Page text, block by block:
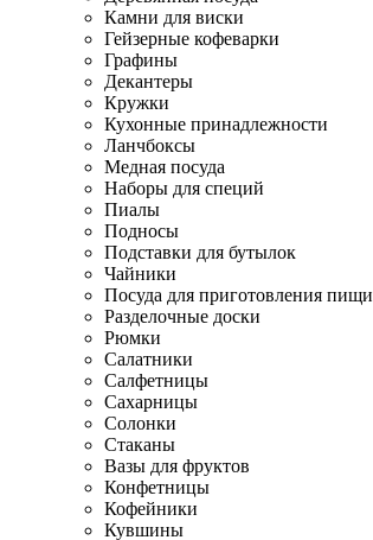
Камни для виски
Гейзерные кофеварки
Графины
Декантеры
Кружки
Кухонные принадлежности
Ланчбоксы
Медная посуда
Наборы для специй
Пиалы
Подносы
Подставки для бутылок
Чайники
Посуда для приготовления пищи
Разделочные доски
Рюмки
Салатники
Салфетницы
Сахарницы
Солонки
Стаканы
Вазы для фруктов
Конфетницы
Кофейники
Кувшины